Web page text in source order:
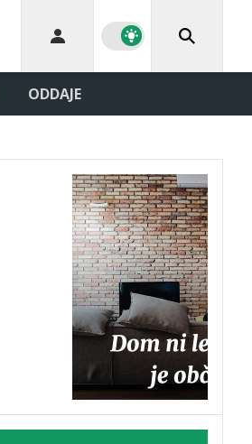
ODDAJE